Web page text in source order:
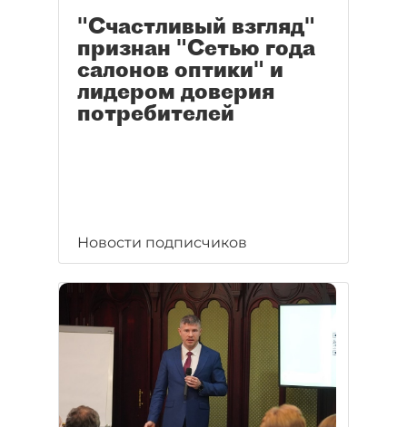
"Счастливый взгляд"
признан "Сетью года
салонов оптики" и
лидером доверия
потребителей
Новости подписчиков